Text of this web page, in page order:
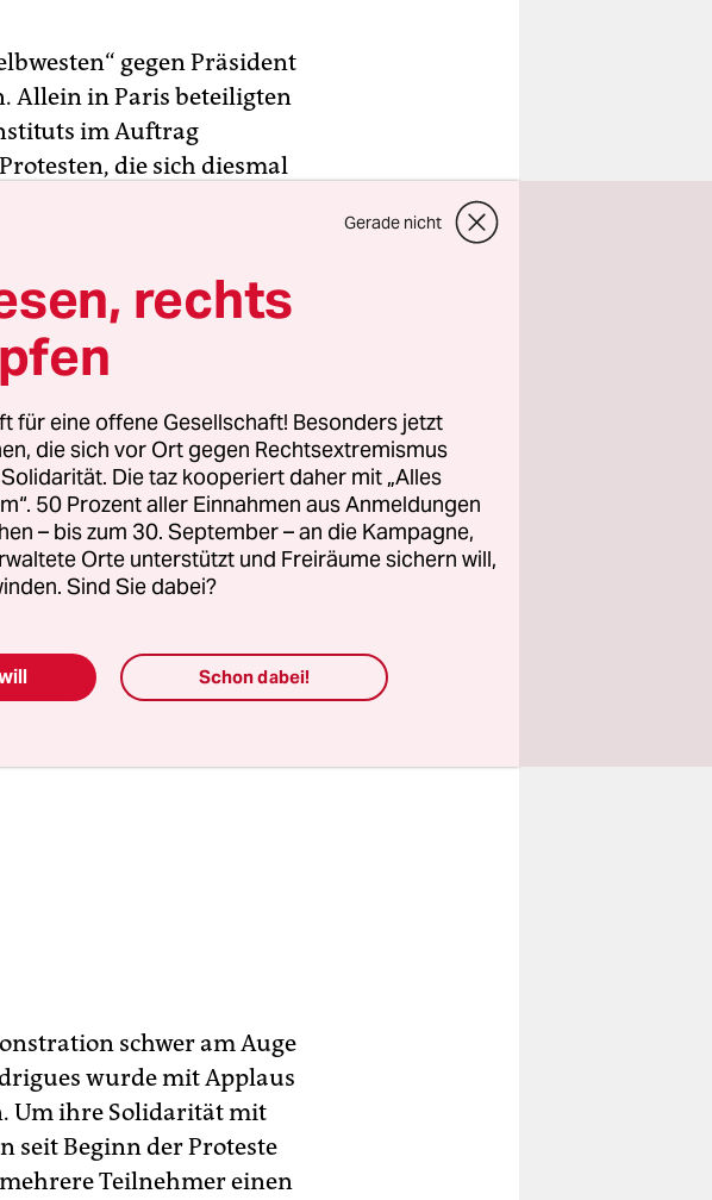
gegen Präsident
Allein in Paris beteiligten
im Auftrag
die sich diesmal
kam es zu
mobilisierte die
am frühen
„Gelbwesten“ bei
Straße. Auf einem
von
die Polizei bei
Proteste zu verbieten.
schwer am Auge
wurde mit Applaus
Um ihre Solidarität mit
seit Beginn der Proteste
Teilnehmer einen
Gerade nicht
rechts
für eine offene Gesellschaft! Besonders jetzt
die sich vor Ort gegen Rechtsextremismus
Die taz kooperiert daher mit „Alles
50 Prozent aller Einnahmen aus Anmeldungen
– bis zum 30. September – an die Kampagne,
Orte unterstützt und Freiräume sichern will,
Sind Sie dabei?
Schon dabei!